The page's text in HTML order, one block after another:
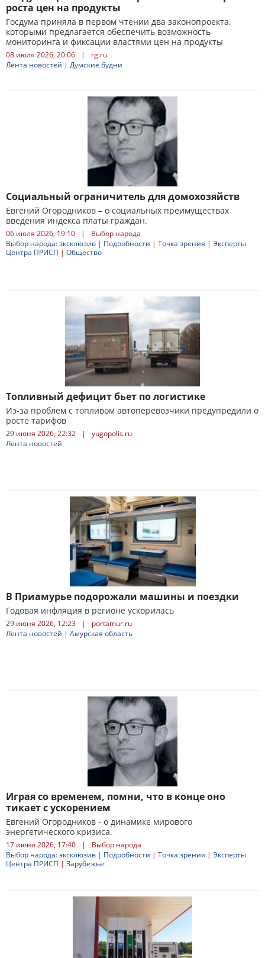
роста цен на продукты
Госдума приняла в первом чтении два законопроекта,
которыми предлагается обеспечить возможность
мониторинга и фиксации властями цен на продукты
08 июля 2026, 20:06 |
rg.ru
Лента новостей | Думские будни
Социальный ограничитель для домохозяйств
Евгений Огородников – о социальных преимуществах
введения индекса платы граждан.
06 июля 2026, 19:10 |
Выбор народа
Выбор народа: эксклюзив | Подробности | Точка зрения | Эксперты
Центра ПРИСП | Общество
Топливный дефицит бьет по логистике
Из-за проблем с топливом автоперевозчики предупредили о
росте тарифов
29 июня 2026, 22:32 |
yugopolis.ru
Лента новостей
В Приамурье подорожали машины и поездки
Годовая инфляция в регионе ускорилась
29 июня 2026, 12:23 |
portamur.ru
Лента новостей | Амурская область
Играя со временем, помни, что в конце оно
тикает с ускорением
Евгений Огородников - о динамике мирового
энергетического кризиса.
17 июня 2026, 17:40 |
Выбор народа
Выбор народа: эксклюзив | Подробности | Точка зрения | Эксперты
Центра ПРИСП | Зарубежье